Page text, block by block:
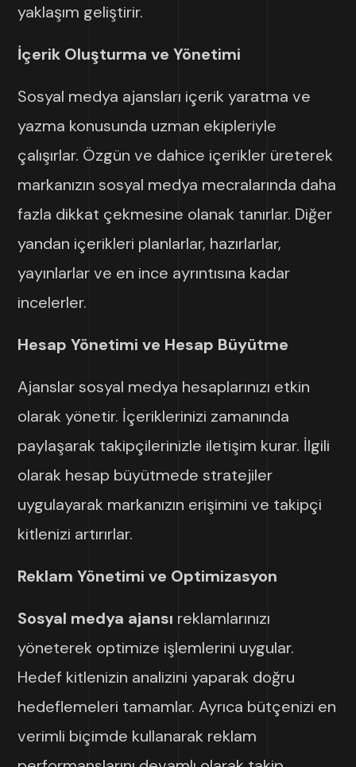
yaklaşım geliştirir.
İçerik Oluşturma ve Yönetimi
Sosyal medya ajansları içerik yaratma ve
yazma konusunda uzman ekipleriyle
çalışırlar. Özgün ve dahice içerikler üreterek
markanızın sosyal medya mecralarında daha
fazla dikkat çekmesine olanak tanırlar. Diğer
yandan içerikleri planlarlar, hazırlarlar,
yayınlarlar ve en ince ayrıntısına kadar
incelerler.
Hesap Yönetimi ve Hesap Büyütme
Ajanslar sosyal medya hesaplarınızı etkin
olarak yönetir. İçeriklerinizi zamanında
paylaşarak takipçilerinizle iletişim kurar. İlgili
olarak hesap büyütmede stratejiler
uygulayarak markanızın erişimini ve takipçi
kitlenizi artırırlar.
Reklam Yönetimi ve Optimizasyon
Sosyal medya ajansı reklamlarınızı
yöneterek optimize işlemlerini uygular.
Hedef kitlenizin analizini yaparak doğru
hedeflemeleri tamamlar. Ayrıca bütçenizi en
verimli biçimde kullanarak reklam